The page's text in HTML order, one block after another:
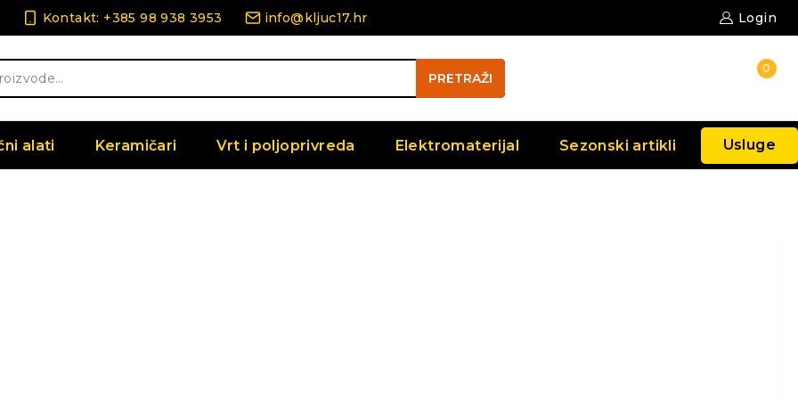
Kontakt: +385 98 938 3953 info@kljuc17.hr Login
PRETRAŽI
0
alati Keramičari Vrt i poljoprivreda Elektromaterijal Sezonski artikli Usluge